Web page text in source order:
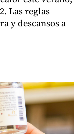
Las reglas
y descansos a